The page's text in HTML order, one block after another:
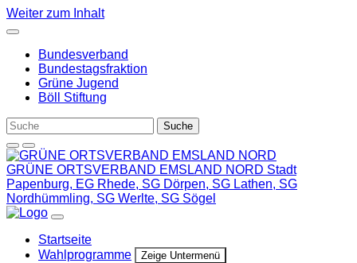
Weiter zum Inhalt
Bundesverband
Bundestagsfraktion
Grüne Jugend
Böll Stiftung
GRÜNE ORTSVERBAND EMSLAND NORD Stadt
Papenburg, EG Rhede, SG Dörpen, SG Lathen, SG
Nordhümmling, SG Werlte, SG Sögel
Startseite
Wahlprogramme
Zeige Untermenü